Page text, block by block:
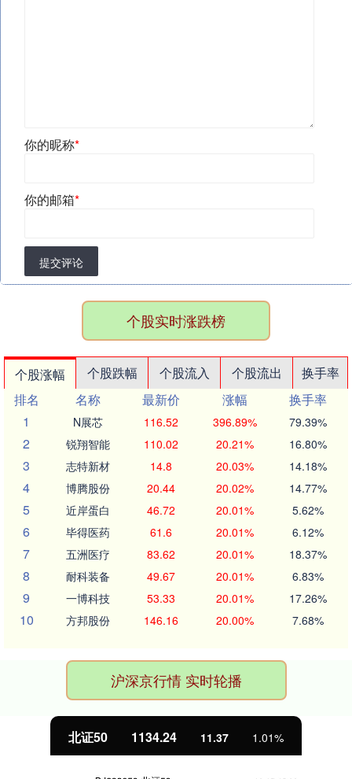
你的昵称*
你的邮箱*
提交评论
个股实时涨跌榜
个股涨幅 个股跌幅 个股流入 个股流出
换手率
排名
名称 最新价 涨幅
换手率
1
N展芯 116.52 396.89% 79.39%
2 锐翔智能 110.02 20.21% 16.80%
3 志特新材 14.8 20.03% 14.18%
4 博腾股份 20.44 20.02% 14.77%
5 近岸蛋白 46.72 20.01% 5.62%
6 毕得医药 61.6 20.01% 6.12%
7 五洲医疗 83.62 20.01% 18.37%
8 耐科装备 49.67 20.01% 6.83%
9 一博科技 53.33 20.01% 17.26%
10 方邦股份 146.16 20.00% 7.68%
沪深京行情 实时轮播
北证50 1134.24 11.37 1.01%